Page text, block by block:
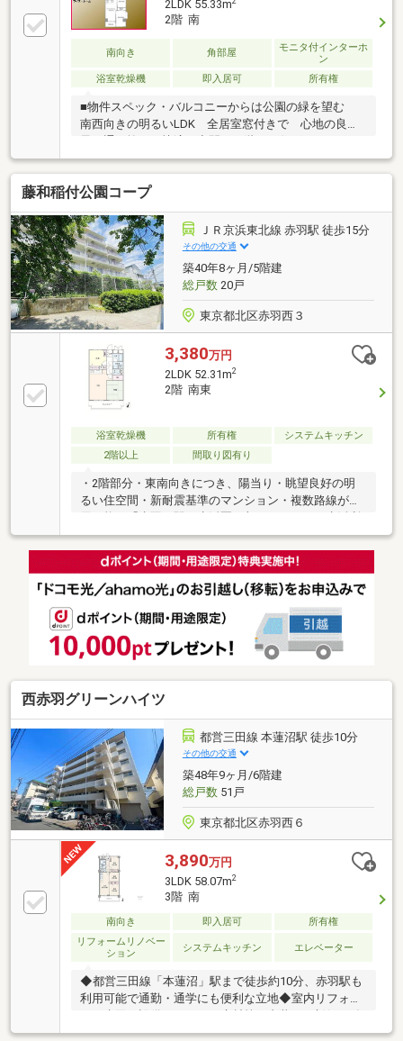
2LDK 55.33m
2階 南
南向き 角部屋
モニタ付インターホ
ン
浴室乾燥機
即入居可 所有権
■物件スペック・バルコニーからは公園の緑を望む
南西向きの明るいLDK 全居室窓付きで 心地の良い
階下を気にしない のびやかな毎日■立地・赤羽駅徒
歩5分、東京・池袋まで直通で 通勤やお出かけも快
適に・保育園、小学校まで徒歩5分圏内 子育てに寄
り添うロケーションです・家の目の前には「北区立赤
羽東公園」 お子様と遊んだり夜の気分転換にもおス
スメの 緑に囲まれた住環境■かんたんネット予約が
お勧めです■（1）【見学予約する】ボタンをタップ
（2）ご希望の見学日時・集合場所をクリックで 予約
完了
藤和稲付公園コープ
ＪＲ京浜東北線 赤羽駅 徒歩15分
その他の交通
築40年8ヶ月/5階建
総戸数20戸
東京都北区赤羽西３
3,380万円
2LDK 52.31m2
2階 南東
浴室乾燥機 所有権
システムキッチン
2階以上
間取り図有り
・2階部分・東南向きにつき、陽当り・眺望良好の明
るい住空間・新耐震基準のマンション・複数路線が利
便性の高い立地・マンションのすぐ近く(徒歩1分)に稲
付公園があり、身近に緑を感じられるロケーション・
2025年5月 システムキッチン交換■Life Information・
稲付公園まで 約10m・オーケー 十条店まで 約560m・
ーソン 赤羽稲付店まで 約720m・北区立西が丘小学校
まで 約490m・スギドラッグ 赤羽南店まで 約790m・
アミカ赤羽西口店まで 約860m
西赤羽グリーンハイツ
都営三田線 本蓮沼駅 徒歩10分
その他の交通
築48年9ヶ月/6階建
総戸数51戸
東京都北区赤羽西６
3,890万円
3LDK 58.07m2
3階 南
南向き 即入居可
所有権
リフォームリノベー
ション
システムキッチン エレベーター
◆都営三田線「本蓮沼」駅まで徒歩約10分、赤羽駅も
利用可能で通勤・通学にも便利な立地◆室内リフォー
5月)◆南向きにつき明るい光が差し込む、陽当りの良